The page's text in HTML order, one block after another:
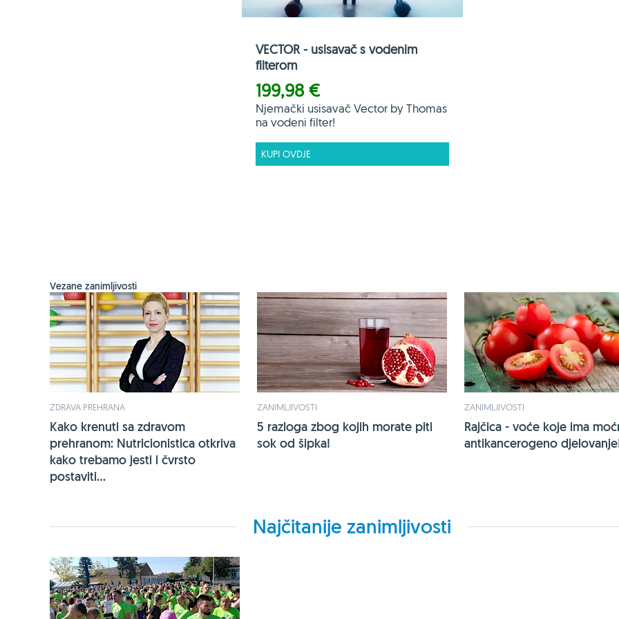
VECTOR - usisavač s vodenim
filterom
199,98 €
Njemački usisavač Vector by Thomas
na vodeni filter!
KUPI OVDJE
Vezane zanimljivosti
ZDRAVA PREHRANA
Kako krenuti sa zdravom
prehranom: Nutricionistica otkriva
kako trebamo jesti i čvrsto
postaviti...
ZANIMLJIVOSTI
5 razloga zbog kojih morate piti
sok od šipka!
ZANIMLJIVOSTI
Rajčica - voće koje ima
antikancerogeno
Najčitanije zanimljivosti